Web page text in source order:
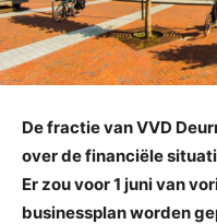
De fractie van VVD
over de financiële
Er zou voor 1 juni van
businessplan worden